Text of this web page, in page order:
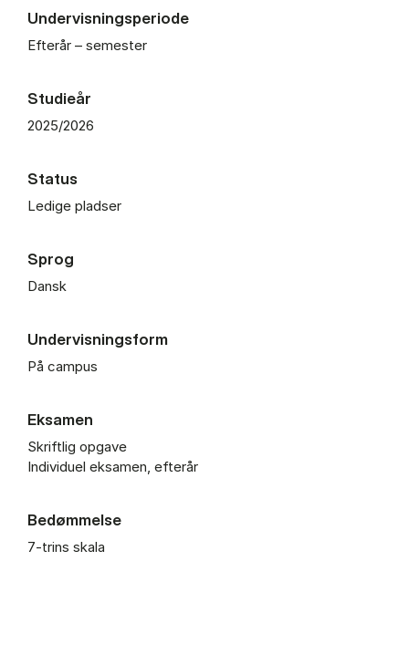
Undervisningsperiode
Efterår – semester
Studieår
2025/2026
Status
Ledige pladser
Sprog
Dansk
Undervisningsform
På campus
Eksamen
Skriftlig opgave
Individuel eksamen, efterår
Bedømmelse
7-trins skala